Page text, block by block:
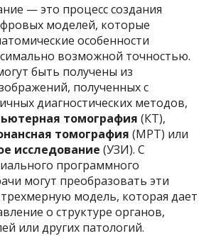
— это процесс создания
моделей, которые
особенности
возможной точностью.
быть получены из
полученных с
диагностических методов,
томография (КТ),
томография (МРТ) или
исследование (УЗИ). С
программного
могут преобразовать эти
модель, которая дает
о структуре органов,
или других патологий.